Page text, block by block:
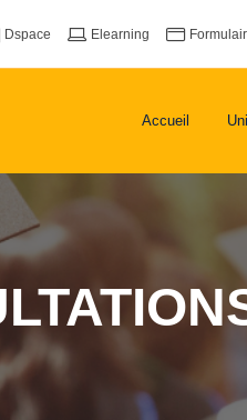
Dspace Elearning
Accueil